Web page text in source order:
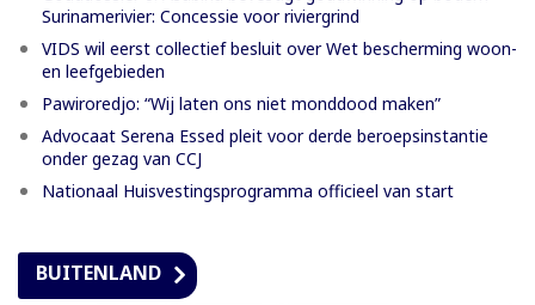
Surinamerivier: Concessie voor riviergrind
VIDS wil eerst collectief besluit over Wet bescherming woon-
en leefgebieden
Pawiroredjo: “Wij laten ons niet monddood maken”
Advocaat Serena Essed pleit voor derde beroepsinstantie
onder gezag van CCJ
Nationaal Huisvestingsprogramma officieel van start
BUITENLAND